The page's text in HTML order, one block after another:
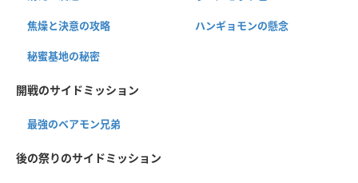
焦燥と決意の攻略 ハンギョモンの懸念
秘蜜基地の秘密
開戦のサイドミッション
最強のベアモン兄弟
後の祭りのサイドミッション